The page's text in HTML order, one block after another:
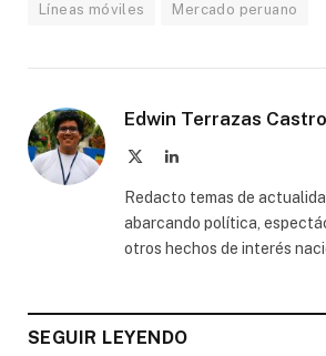
Líneas móviles Mercado peruano
Edwin Terrazas Castro
LinkedIn
Redacto temas de
abarcando política,
otros hechos de interés
SEGUIR LEYENDO